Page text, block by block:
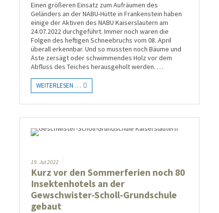
Einen größeren Einsatz zum Aufräumen des
Geländers an der NABU-Hütte in Frankenstein haben
einige der Aktiven des NABU Kaiserslautern am
24.07.2022 durchgeführt. Immer noch waren die
Folgen des heftigen Schneebruchs vom 08. April
überall erkennbar. Und so mussten noch Bäume und
Äste zersägt oder schwimmendes Holz vor dem
Abfluss des Teiches herausgeholt werden. …
WEITERLESEN …
19. Jul2022
Kurz vor den Sommerferien noch 80
Insektenhotels an der
Gewschwister-Scholl-Grundschule
gebaut